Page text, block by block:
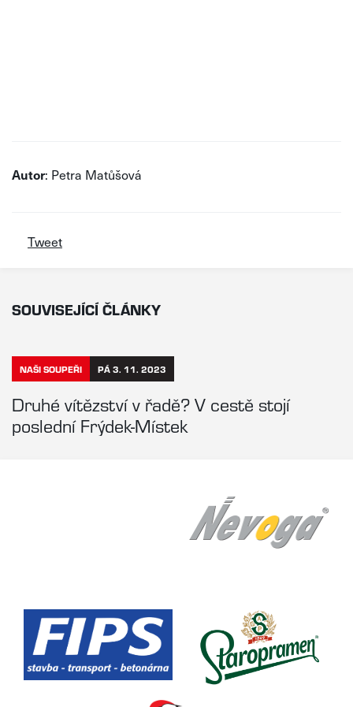
Autor: Petra Matůšová
Tweet
SOUVISEJÍCÍ ČLÁNKY
NAŠI SOUPEŘI PÁ 3. 11. 2023
Druhé vítězství v řadě? V cestě stojí
poslední Frýdek-Místek